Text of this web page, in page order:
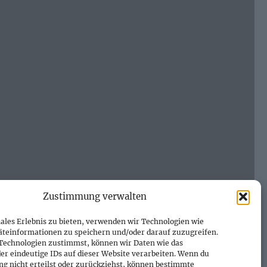
Zustimmung verwalten
Erlebnis zu bieten, verwenden wir Technologien wie
zu speichern und/oder darauf zuzugreifen.
zustimmst, können wir Daten wie das
eindeutige IDs auf dieser Website verarbeiten. Wenn du
nicht erteilst oder zurückziehst, können bestimmte